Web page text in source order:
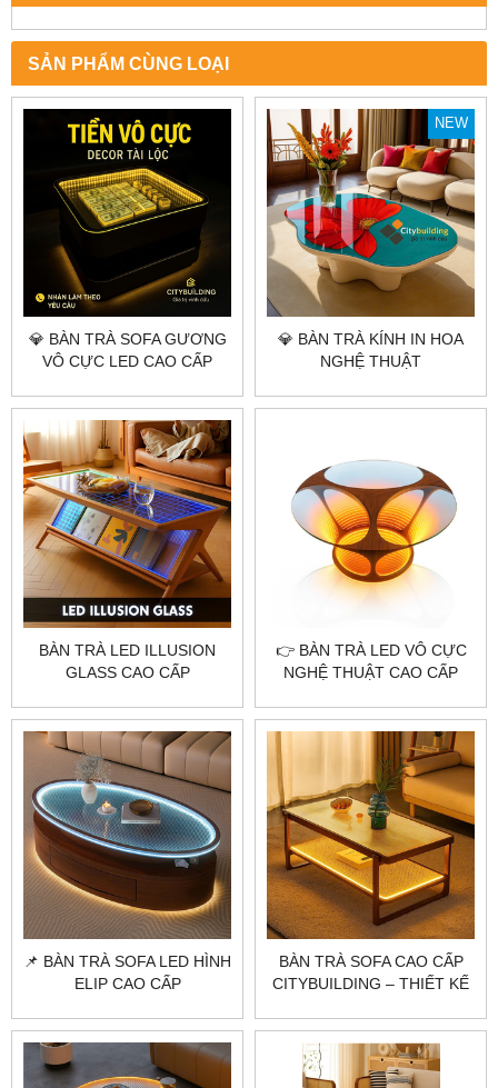
SẢN PHẨM CÙNG LOẠI
💎 BÀN TRÀ SOFA GƯƠNG
VÔ CỰC LED CAO CẤP
CHIỀU SÂU ÁNH SÁNG
SANG TRỌNG
NEW
💎 BÀN TRÀ KÍNH IN HOA
NGHỆ THUẬT
MẶT KÍNH HỌA TIẾT 3D
BÀN TRÀ LED ILLUSION
GLASS CAO CẤP
ÁNH SÁNG ẢO GIÁC HIỆN
ĐẠI
👉 BÀN TRÀ LED VÔ CỰC
NGHỆ THUẬT CAO CẤP
📌 BÀN TRÀ SOFA LED HÌNH
ELIP CAO CẤP
BÀN TRÀ SOFA CAO CẤP
CITYBUILDING – THIẾT KẾ
CHO PHÒNG KHÁCH